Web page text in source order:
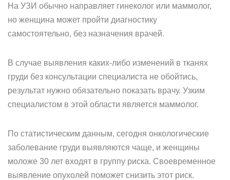
На УЗИ обычно направляет гинеколог или маммолог,
но женщина может пройти диагностику
самостоятельно, без назначения врачей.
В случае выявления каких-либо изменений в тканях
груди без консультации специалиста не обойтись,
результат нужно обязательно показать врачу. Узким
специалистом в этой области является маммолог.
По статистическим данным, сегодня онкологические
заболевание груди выявляются чаще, и женщины
моложе 30 лет входят в группу риска. Своевременное
выявление опухолей поможет снизить этот риск.